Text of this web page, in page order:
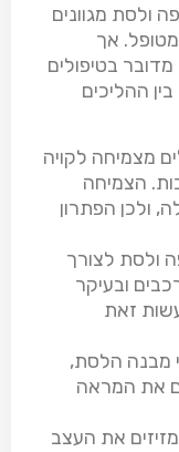
ולסת מגוונים
אך
בטיפולים
ההליכים
מצמיחה לקויה
הצמיחה
ולכן הפתרון
ולסת לצורך
ובעיקר
זאת
מבנה הלסת,
את המראה
את העצב